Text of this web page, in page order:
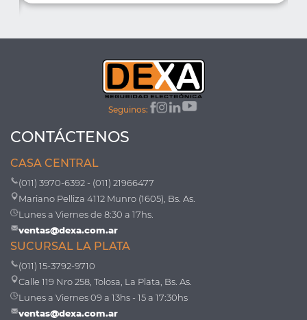
Seguinos:
CONTÁCTENOS
CASA CENTRAL
(011) 3970-6392 - (011) 21966477
Mariano Pelliza 4112 Munro (1605), Bs. As.
Lunes a Viernes de 8:30 a 17hs.
ventas@dexa.com.ar
SUCURSAL LA PLATA
(011) 15-3792-9710
Calle 119 Nro 258, Tolosa, La Plata, Bs. As.
Lunes a Viernes 09 a 13hs - 15 a 17:30hs
ventas@dexa.com.ar